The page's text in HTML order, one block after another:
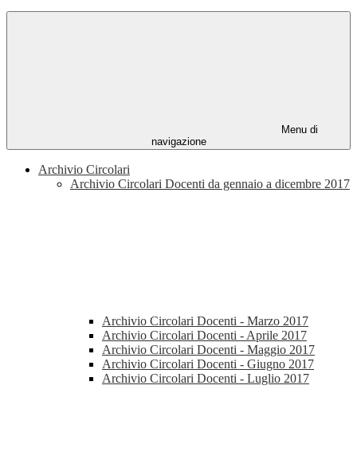
Menu di
navigazione
Archivio Circolari
Archivio Circolari Docenti da gennaio a dicembre 2017
Archivio Circolari Docenti - Marzo 2017
Archivio Circolari Docenti - Aprile 2017
Archivio Circolari Docenti - Maggio 2017
Archivio Circolari Docenti - Giugno 2017
Archivio Circolari Docenti - Luglio 2017